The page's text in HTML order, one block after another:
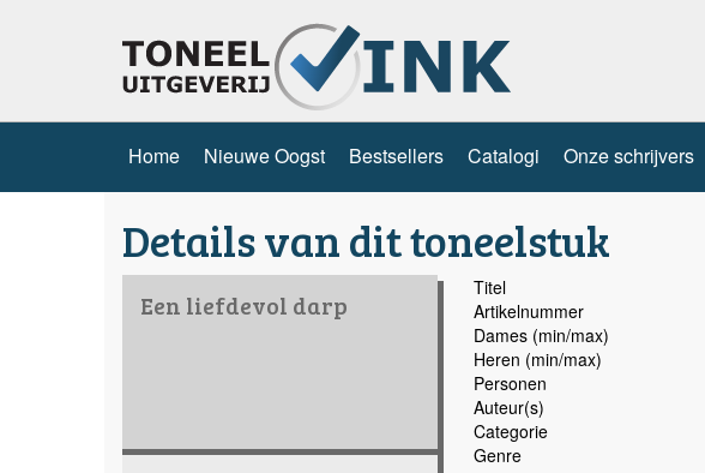
Home Nieuwe Oogst Bestsellers Catalogi Onze schrijvers
Details van dit toneelstuk
Een liefdevol darp
Titel
Artikelnummer
Dames (min/max)
Heren (min/max)
Personen
Auteur(s)
Categorie
Genre